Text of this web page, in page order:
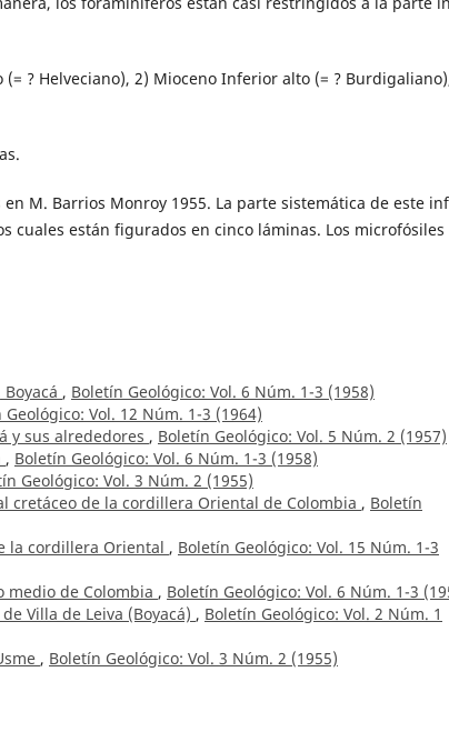
? Helveciano), 2) Mioceno Inferior alto (= ?
M. Barrios Monroy 1955. La parte sistemática de este
cuales están figurados en cinco láminas. Los microfósiles
, Boletín Geológico: Vol. 6 Núm. 1-3 (1958)
Geológico: Vol. 12 Núm. 1-3 (1964)
y sus alrededores , Boletín Geológico: Vol. 5 Núm. 2 (1957)
, Boletín Geológico: Vol. 6 Núm. 1-3 (1958)
Geológico: Vol. 3 Núm. 2 (1955)
cretáceo de la cordillera Oriental de Colombia , Boletín
la cordillera Oriental , Boletín Geológico: Vol. 15 Núm. 1-3
medio de Colombia , Boletín Geológico: Vol. 6 Núm. 1-3
Villa de Leiva (Boyacá) , Boletín Geológico: Vol. 2 Núm. 1
, Boletín Geológico: Vol. 3 Núm. 2 (1955)